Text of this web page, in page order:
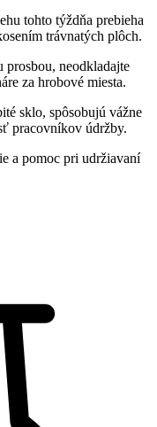
tohto týždňa prebieha
trávnatých plôch.
prosbou, neodkladajte
za hrobové miesta.
sklo, spôsobujú vážne
pracovníkov údržby.
a pomoc pri udržiavaní